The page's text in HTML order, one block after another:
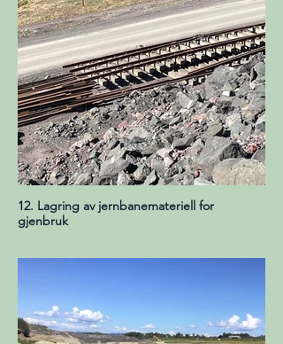
12. Lagring av jernbanemateriell for
gjenbruk